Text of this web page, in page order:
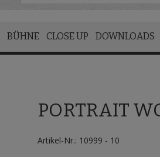
BÜHNE CLOSE UP DOWNLOADS
PORTRAIT
Artikel-Nr.: 10999 - 10